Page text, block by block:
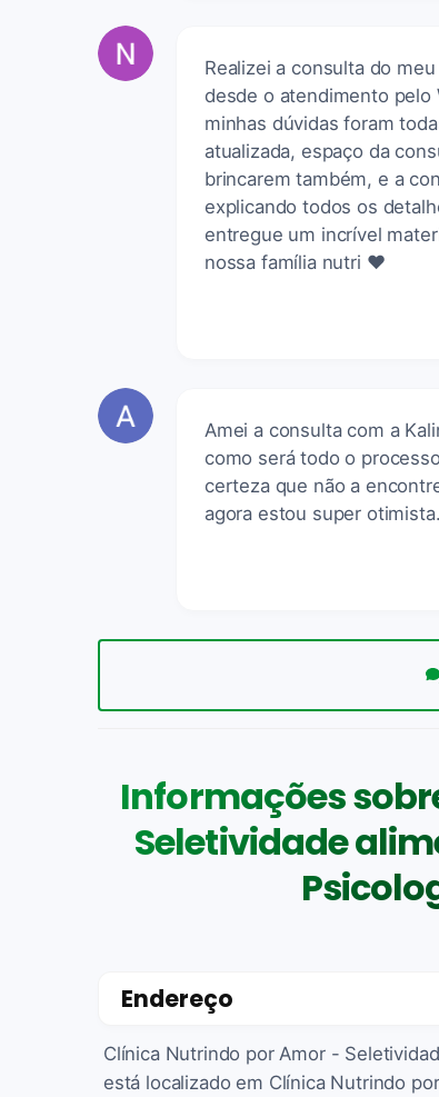
Realizei a consulta do
desde o atendimento
minhas dúvidas foram
atualizada, espaço da
brincarem também, e a
explicando todos os
entregue um incrível
nossa família nutri ❤️
Amei a consulta com a
como será todo o
certeza que não a
agora estou super otimista.
Informações
Seletividade
Endereço
Clínica Nutrindo por Amor -
está localizado em Clínica Nutrindo